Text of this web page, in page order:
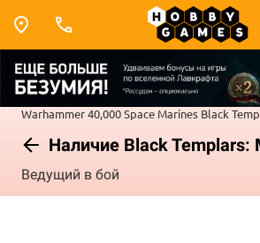
Warhammer 40,000Space Marines Black
Наличие Black Templars:
Ведущий в бой